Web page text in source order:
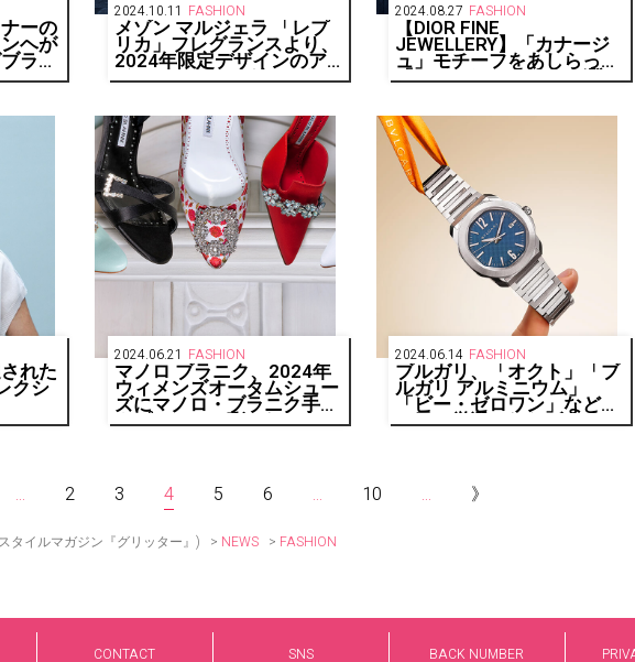
ーの
ヘが
ラン
）」
2024.10.11 FASHION
メゾン マルジェラ 「レプ
リカ」フレグランスより、
2024年限定デザインのア
ドベントカレンダーとキャ
2024.08.27 FASHION
【DIOR FINE
JEWELLERY】「カナージ
ュ」モチーフをあしらった
「マイ ディオール」が登
れた
クシ
2024.06.21 FASHION
マノロ ブラニク、2024年
ウィメンズオータムシュー
ズにマノロ・ブラニク手描
きプリントで彩られたハン
2024.06.14 FASHION
ブルガリ、「オクト」「ブ
ルガリ アルミニウム」
「ビー・ゼロワン」など父
の日の厳選されたギフト
... 2 3 4 5 6 ... 10 ... 》
タイルマガジン『グリッター』) > NEWS > FASHION
CONTACT SNS BACK NUMBER